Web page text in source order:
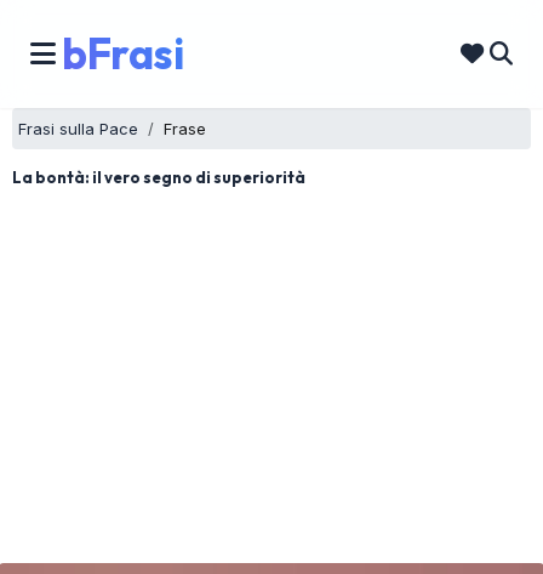
bFrasi
Frasi sulla Pace Frase
La bontà: il vero segno di superiorità